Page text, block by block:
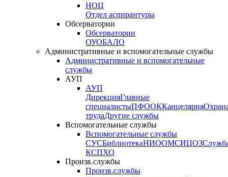
НОЦ
Отдел аспирантуры
Обсерватории
Обсерватории
ОУОБАЛО
Административные и вспомогательные службы
Административные и вспомогательные
службы
АУП
АУП
ДирекцияГлавные
специалистыПФООККанцелярия
трудаДругие службы
Вспомогательные службы
Вспомогательные службы
СУСБиблиотекаНИООМСИЦОЗ
КСПХО
Произв.службы
Произв.службы